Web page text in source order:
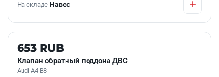
На складе Навес
Б/У В НАЛИЧИИ
653 RUB
Клапан обратный поддона ДВС
Audi A4 B8